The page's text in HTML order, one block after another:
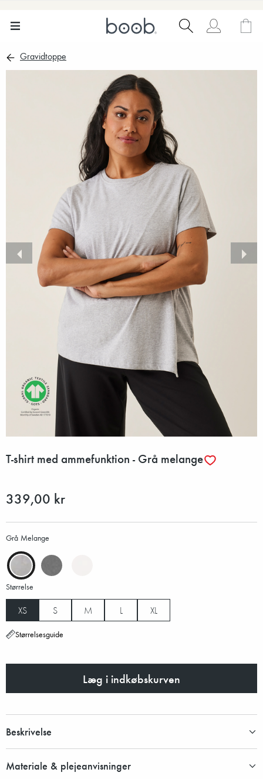
Gravidtoppe
T-shirt med ammefunktion - Grå melange
339,00 kr
Grå Melange
Størrelse
XS S M L XL
Størrelsesguide
Læg i indkøbskurven
Beskrivelse
Materiale & plejeanvisninger